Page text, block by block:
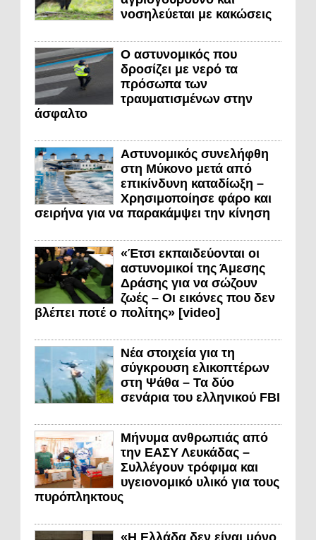
νοσηλεύεται με κακώσεις
Ο αστυνομικός που
δροσίζει με νερό τα
πρόσωπα των
τραυματισμένων στην
άσφαλτο
Αστυνομικός συνελήφθη
στη Μύκονο μετά από
επικίνδυνη καταδίωξη –
Χρησιμοποίησε φάρο και
σειρήνα για να παρακάμψει την κίνηση
«Έτσι εκπαιδεύονται οι
αστυνομικοί της Άμεσης
Δράσης για να σώζουν
ζωές – Οι εικόνες που δεν
βλέπει ποτέ ο πολίτης» [video]
Νέα στοιχεία για τη
σύγκρουση ελικοπτέρων
στη Ψάθα – Τα δύο
σενάρια του ελληνικού FBI
Μήνυμα ανθρωπιάς από
την ΕΑΣΥ Λευκάδας –
Συλλέγουν τρόφιμα και
υγειονομικό υλικό για τους
πυρόπληκτους
«Η Ελλάδα δεν είναι μόνο